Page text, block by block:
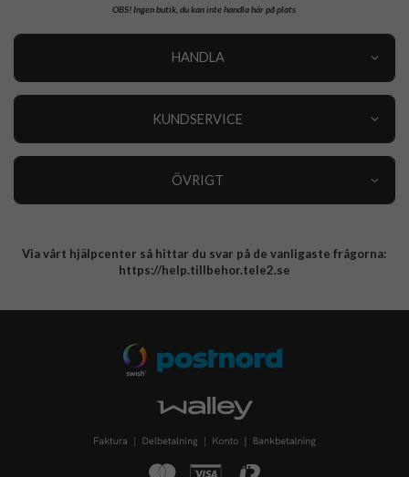
OBS!Ingen butik, du kan inte handla här på plats
HANDLA
KUNDSERVICE
ÖVRIGT
Integritetspolicy
Via vårt hjälpcenter så hittar du svar på de vanligaste frågorna:
https://help.tillbehor.tele2.se